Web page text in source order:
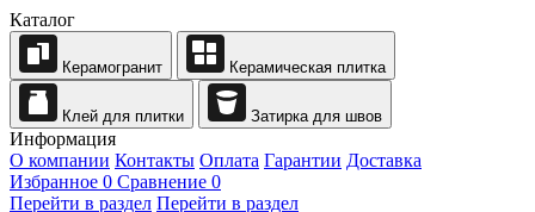
Каталог
Керамогранит Керамическая плитка
Клей для плитки Затирка для швов
Информация
О компании Контакты Оплата Гарантии Доставка
Избранное 0 Сравнение 0
Перейти в раздел Перейти в раздел